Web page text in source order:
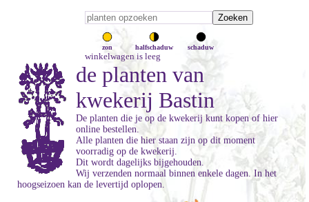
zon halfschaduw schaduw
winkelwagen is leeg
de planten van
kwekerij Bastin
De planten die je op de kwekerij kunt kopen of hier
online bestellen.
Alle planten die hier staan zijn op dit moment
voorradig op de kwekerij.
Dit wordt dagelijks bijgehouden.
Wij verzenden normaal binnen enkele dagen. In het
hoogseizoen kan de levertijd oplopen.